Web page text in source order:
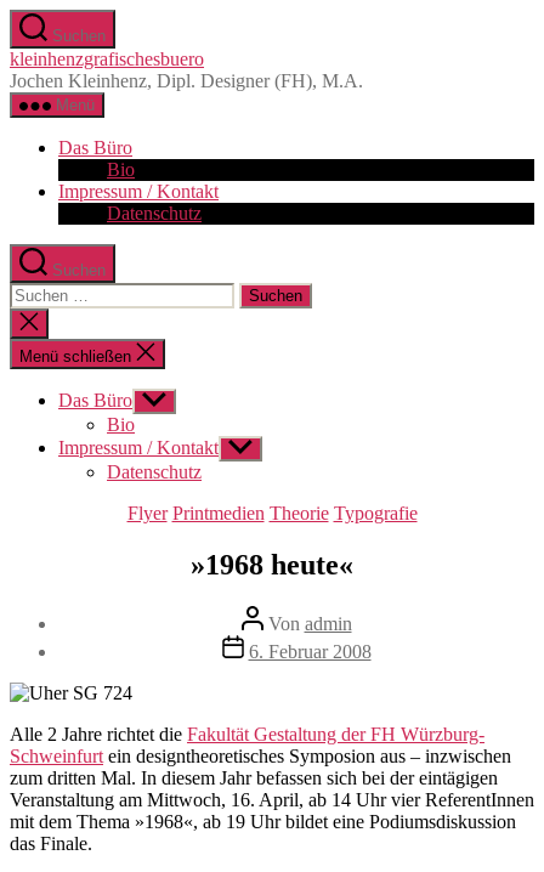
Zum
Inhalt
springen
Suchen
kleinhenzgrafischesbuero
Jochen Kleinhenz, Dipl. Designer (FH), M.A.
Menü
Das Büro
Bio
Impressum / Kontakt
Datenschutz
Suchen
Suchen
nach:
Suche
schließen
Menü schließen
Das Büro Untermenü
anzeigen
Bio
Impressum / Kontakt Untermenü
anzeigen
Datenschutz
Kategorien
Flyer Printmedien Theorie Typografie
»1968 heute«
Beitragsautor
Von admin
Veröffentlichungsdatum
6. Februar 2008
Alle 2 Jahre richtet die Fakultät Gestaltung der FH Würzburg-
Schweinfurt ein designtheoretisches Symposion aus – inzwischen
zum dritten Mal. In diesem Jahr befassen sich bei der eintägigen
Veranstaltung am Mittwoch, 16. April, ab 14 Uhr vier ReferentInnen
mit dem Thema »1968«, ab 19 Uhr bildet eine Podiumsdiskussion
das Finale.